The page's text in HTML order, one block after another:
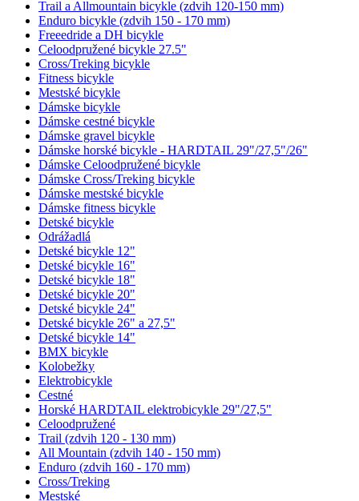
Trail a Allmountain bicykle (zdvih 120-150 mm)
Enduro bicykle (zdvih 150 - 170 mm)
Freeedride a DH bicykle
Celoodpružené bicykle 27.5"
Cross/Treking bicykle
Fitness bicykle
Mestské bicykle
Dámske bicykle
Dámske cestné bicykle
Dámske gravel bicykle
Dámske horské bicykle - HARDTAIL 29"/27,5"/26"
Dámske Celoodpružené bicykle
Dámske Cross/Treking bicykle
Dámske mestské bicykle
Dámske fitness bicykle
Detské bicykle
Odrážadlá
Detské bicykle 12"
Detské bicykle 16"
Detské bicykle 18"
Detské bicykle 20"
Detské bicykle 24"
Detské bicykle 26" a 27,5"
Detské bicykle 14"
BMX bicykle
Kolobežky
Elektrobicykle
Cestné
Horské HARDTAIL elektrobicykle 29"/27,5"
Celoodpružené
Trail (zdvih 120 - 130 mm)
All Mountain (zdvih 140 - 150 mm)
Enduro (zdvih 160 - 170 mm)
Cross/Treking
Mestské